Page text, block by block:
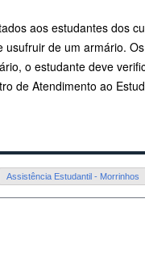
aos estudantes dos
usufruir de um armário.
o estudante deve
de Atendimento ao
Assistência Estudantil - Morrinhos